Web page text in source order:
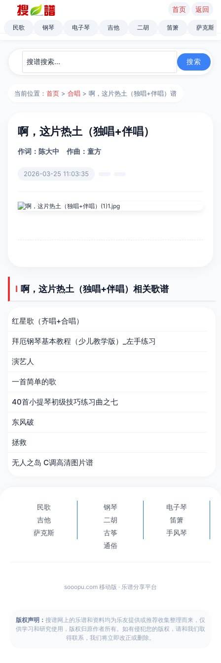
首页 返回
民歌 钢琴 电子琴 吉他 二胡 笛箫 萨克斯
当前位置：首页 >合唱 > 啊，这片热土（独唱+伴唱）谱
啊，这片热土（独唱+伴唱）
作词：陈大中 作曲：童方
2026-03-25 11:03:35
啊，这片热土（独唱+伴唱）相关歌谱
红星歌（齐唱+合唱）
拜厄钢琴基本教程（少儿教学版）_左手练习
演艺人
一首简单的歌
40首小提琴初级技巧练习曲之七
东风破
拯救
无人之岛 C调高清图片谱
民歌 钢琴
电子琴
吉他
二胡
笛箫
萨克斯
古筝
手风琴
通俗
sooopu.com 移动版 · 乐谱分享平台
版权声明： 搜谱网上的乐谱和资料均为乐友提供或推荐收集整理而来，仅
供学习和研究使用，版权归原作者所有。如有侵犯您的版权，请和我们取
得联系，我们将立即改正或删除。